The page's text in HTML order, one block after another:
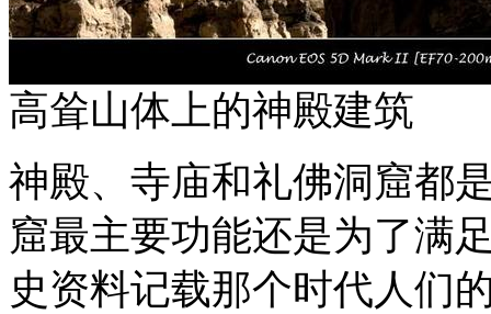
高耸山体上的神殿建筑
神殿、寺庙和礼佛洞窟都
窟最主要功能还是为了满
史资料记载那个时代人们